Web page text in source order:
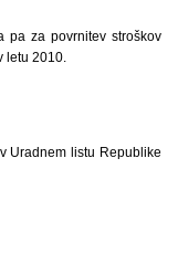
pa za povrnitev stroškov
letu 2010.
Uradnem listu Republike